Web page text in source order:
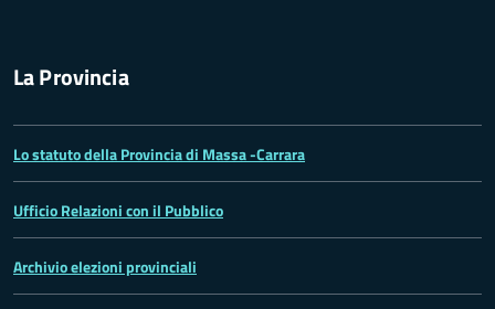
La Provincia
Lo statuto della Provincia di Massa -Carrara
Ufficio Relazioni con il Pubblico
Archivio elezioni provinciali